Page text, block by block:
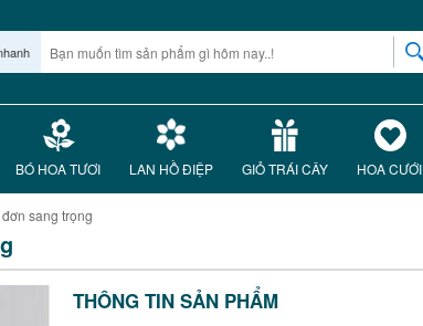
BÓ HOA TƯƠI LAN HỒ ĐIỆP GIỎ TRÁI CÂY HOA CƯỚI
sang trọng
THÔNG TIN SẢN PHẨM